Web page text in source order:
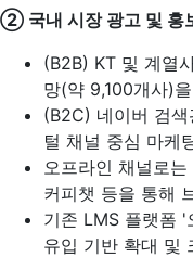
② 국내 시장 광고 및 홍
(B2B) KT 및 계열
망(약 9,100개사)
(B2C) 네이버 검
털 채널 중심 마케
오프라인 채널로
커피챗 등을 통해
기존 LMS 플랫폼 '
유입 기반 확대 및